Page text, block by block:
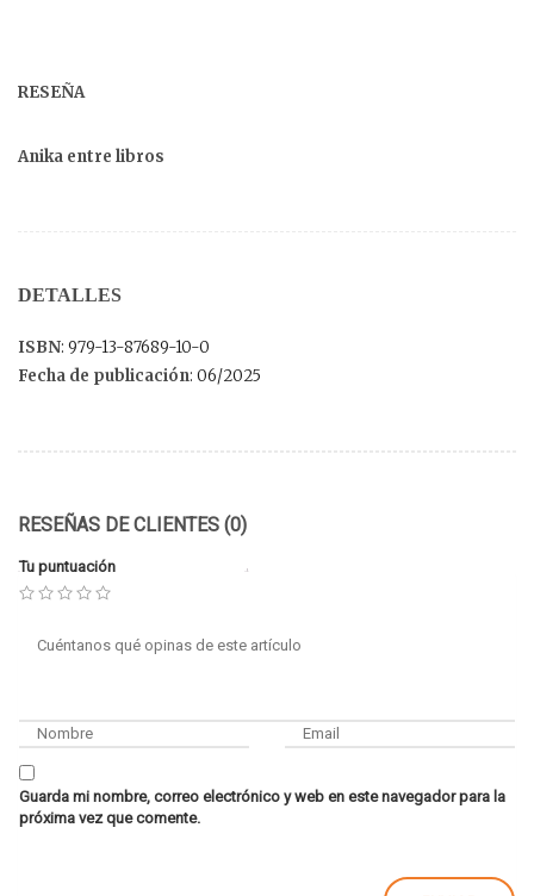
RESEÑA
Anika entre libros
DETALLES
ISBN: 979-13-87689-10-0
Fecha de publicación: 06/2025
RESEÑAS DE CLIENTES (0)
Tu puntuación
Guarda mi nombre, correo electrónico y web en este navegador para la
próxima vez que comente.